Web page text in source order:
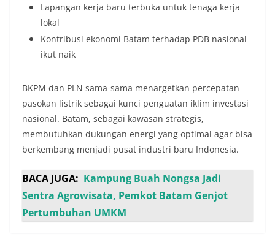
Lapangan kerja baru terbuka untuk tenaga kerja
lokal
Kontribusi ekonomi Batam terhadap PDB nasional
ikut naik
BKPM dan PLN sama-sama menargetkan percepatan
pasokan listrik sebagai kunci penguatan iklim investasi
nasional. Batam, sebagai kawasan strategis,
membutuhkan dukungan energi yang optimal agar bisa
berkembang menjadi pusat industri baru Indonesia.
BACA JUGA: Kampung Buah Nongsa Jadi
Sentra Agrowisata, Pemkot Batam Genjot
Pertumbuhan UMKM